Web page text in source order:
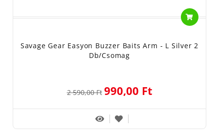
Savage Gear Easyon Buzzer Baits Arm - L Silver 2
Db/csomag
2 590,00 Ft 990,00 Ft